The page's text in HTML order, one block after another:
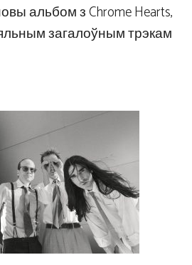
альбом з Chrome Hearts,
загалоўным трэкам